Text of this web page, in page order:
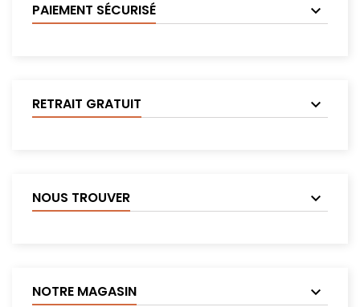
PAIEMENT SÉCURISÉ
RETRAIT GRATUIT
NOUS TROUVER
NOTRE MAGASIN